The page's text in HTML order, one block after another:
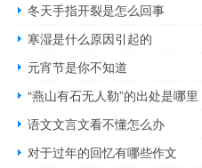
冬天手指开裂是怎么回事
寒湿是什么原因引起的
元宵节是你不知道
“燕山有石无人勒”的出处是哪里
语文文言文看不懂怎么办
对于过年的回忆有哪些作文